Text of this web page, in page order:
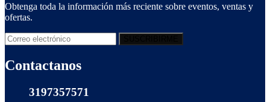
Obtenga toda la información más reciente sobre eventos, ventas y
ofertas.
Contactanos
3197357571